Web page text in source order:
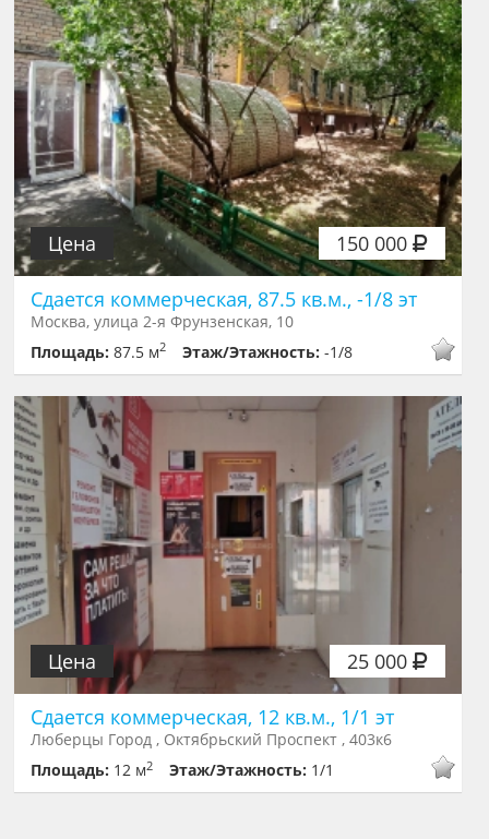
150 000
Цена
Сдается коммерческая, 87.5 кв.м., -1/8 эт
Москва, улица 2-я Фрунзенская, 10
Площадь:87.5 м2 Этаж/Этажность:-1/8
25 000
Цена
Сдается коммерческая, 12 кв.м., 1/1 эт
Люберцы Город , Октябрьский Проспект , 403к6
Площадь: 12 м2 Этаж/Этажность: 1/1